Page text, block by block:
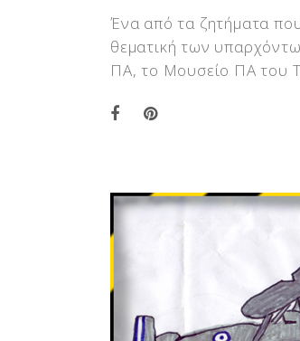
Ένα από τα ζητήματα
θεματική των
ΠΑ, το Μουσείο ΠΑ του